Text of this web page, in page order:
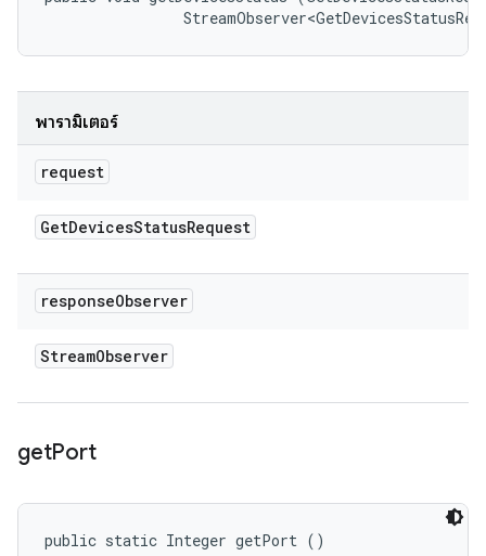
พารามิเตอร์
request
GetDevicesStatusRequest
responseObserver
StreamObserver
getPort
public static Integer getPort ()